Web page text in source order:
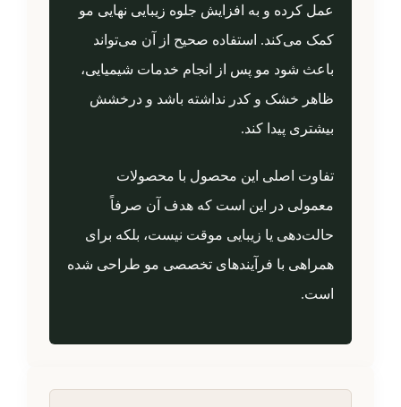
عمل کرده و به افزایش جلوه زیبایی نهایی مو
کمک می‌کند. استفاده صحیح از آن می‌تواند
باعث شود مو پس از انجام خدمات شیمیایی،
ظاهر خشک و کدر نداشته باشد و درخشش
بیشتری پیدا کند.
تفاوت اصلی این محصول با محصولات
معمولی در این است که هدف آن صرفاً
حالت‌دهی یا زیبایی موقت نیست، بلکه برای
همراهی با فرآیندهای تخصصی مو طراحی شده
است.